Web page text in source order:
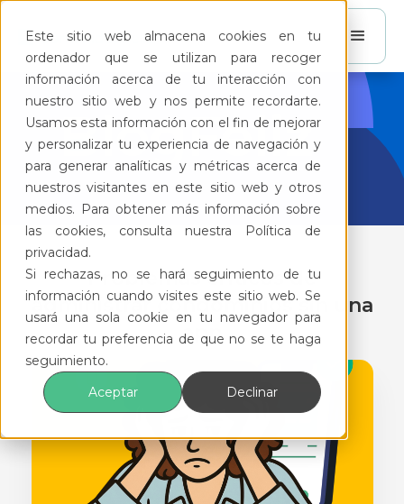
Este sitio web almacena cookies en tu
ordenador que se utilizan para recoger
información acerca de tu interacción con
nuestro sitio web y nos permite recordarte.
Usamos esta información con el fin de mejorar
y personalizar tu experiencia de navegación y
para generar analíticas y métricas acerca de
nuestros visitantes en este sitio web y otros
medios. Para obtener más información sobre
las cookies, consulta nuestra Política de
privacidad.
Si rechazas, no se hará seguimiento de tu
información cuando visites este sitio web. Se
usará una sola cookie en tu navegador para
recordar tu preferencia de que no se te haga
seguimiento.
Aceptar
Declinar
BlogFeliz
Problemas críticos de
administrar condominios sin una
app